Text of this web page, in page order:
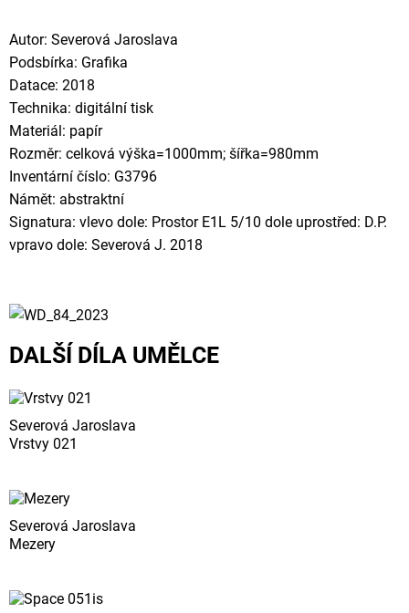
Autor: Severová Jaroslava
Podsbírka: Grafika
Datace: 2018
Technika: digitální tisk
Materiál: papír
Rozměr: celková výška=1000mm; šířka=980mm
Inventární číslo: G3796
Námět: abstraktní
Signatura: vlevo dole: Prostor E1L 5/10 dole uprostřed: D.P.
vpravo dole: Severová J. 2018
DALŠÍ DÍLA UMĚLCE
Severová Jaroslava
Vrstvy 021
Severová Jaroslava
Mezery